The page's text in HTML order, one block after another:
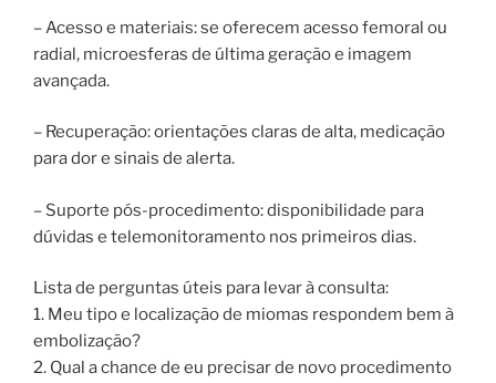
– Acesso e materiais: se oferecem acesso femoral ou
radial, microesferas de última geração e imagem
avançada.
– Recuperação: orientações claras de alta, medicação
para dor e sinais de alerta.
– Suporte pós-procedimento: disponibilidade para
dúvidas e telemonitoramento nos primeiros dias.
Lista de perguntas úteis para levar à consulta:
1. Meu tipo e localização de miomas respondem bem à
embolização?
2. Qual a chance de eu precisar de novo procedimento